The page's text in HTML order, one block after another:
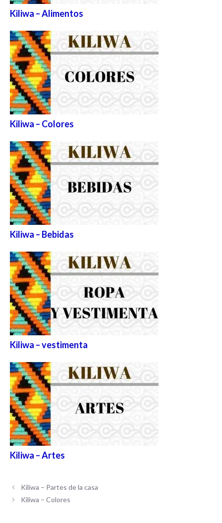
Kiliwa – Alimentos
Kiliwa – Colores
Kiliwa – Bebidas
Kiliwa – vestimenta
Kiliwa – Artes
Kiliwa – Partes de la casa
Kiliwa – Colores